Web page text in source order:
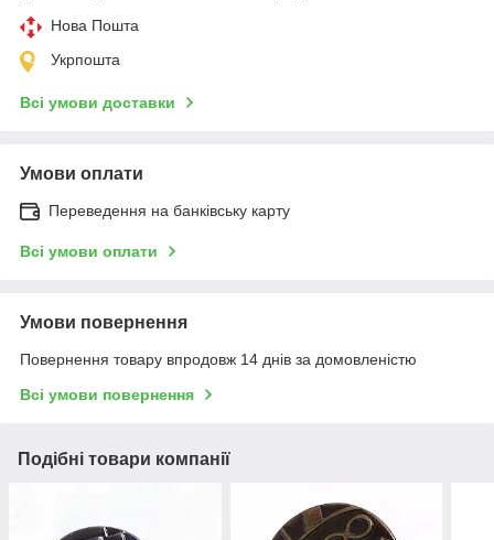
Нова Пошта
Укрпошта
Всі умови доставки
Умови оплати
Переведення на банківську карту
Всі умови оплати
Умови повернення
Повернення товару впродовж 14 днів за домовленістю
Всі умови повернення
Подібні товари компанії